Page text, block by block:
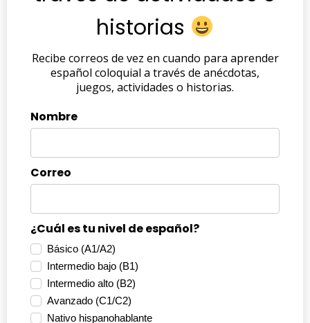
historias
Recibe correos de vez en cuando para aprender
español coloquial a través de anécdotas,
juegos, actividades o historias.
Nombre
Correo
¿Cuál es tu nivel de español?
Básico (A1/A2)
Intermedio bajo (B1)
Intermedio alto (B2)
Avanzado (C1/C2)
Nativo hispanohablante